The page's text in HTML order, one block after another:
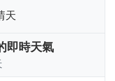
天
即時天氣